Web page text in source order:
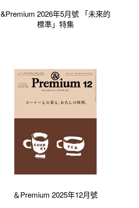
&Premium 2026年5月號 「未來的
標準」特集
＆Premium 2025年12月號